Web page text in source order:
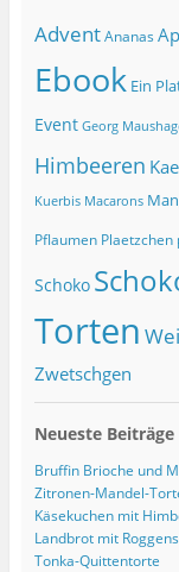
Advent Ananas
Ebook Ein
Event Georg
Himbeeren
Kuerbis Macarons
Pflaumen Plaetzchen
Schoko
Torten
Zwetschgen
Neueste Beiträge
Bruffin Brioche und
Zitronen-Mandel-
Käsekuchen mit
Landbrot mit
Tonka-Quittentorte